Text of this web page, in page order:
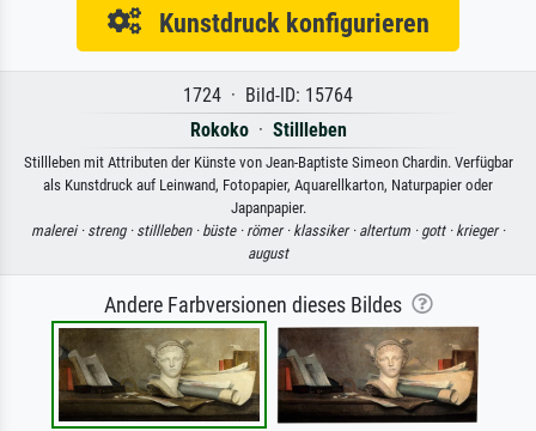
Kunstdruck konfigurieren
1724 · Bild-ID: 15764
Rokoko· Stillleben
Stillleben mit Attributen der Künste von Jean-Baptiste Simeon Chardin. Verfügbar
als Kunstdruck auf Leinwand, Fotopapier, Aquarellkarton, Naturpapier oder
Japanpapier.
malerei · streng · stillleben · büste · römer · klassiker · altertum · gott · krieger ·
august
Andere Farbversionen dieses Bildes